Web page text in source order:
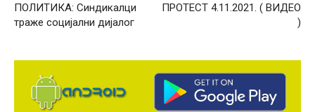
ПОЛИТИКА: Синдикалци
траже социјални дијалог
ПРОТЕСТ 4.11.2021. ( ВИДЕО
)